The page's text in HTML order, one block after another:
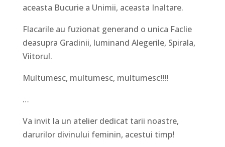
aceasta Bucurie a Unimii, aceasta Inaltare.
Flacarile au fuzionat generand o unica Faclie
deasupra Gradinii, luminand Alegerile, Spirala,
Viitorul.
Multumesc, multumesc, multumesc!!!!
…
Va invit la un atelier dedicat tarii noastre,
darurilor divinului feminin, acestui timp!